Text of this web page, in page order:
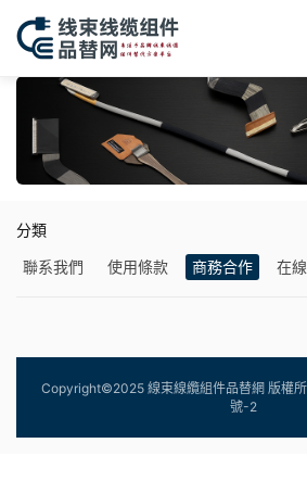
分類
聯系我們
使用條款 商務合作 在
Copyright©2025 線束線纜組件品替網 版權
號-2